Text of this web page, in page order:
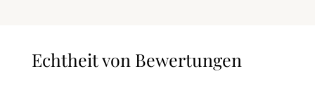
Echtheit von Bewertungen